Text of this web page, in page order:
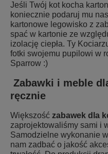
Jeśli Twój kot kocha
koniecznie podaruj mu
kartonowe legowisko z
spać w kartonie ze
izolację ciepła. Ty
fotki swojemu pupilowi w
Sparrow :)
Zabawki i meble
ręcznie
Większość zabawek dla
zaprojektowaliśmy sami i
Samodzielne wykonanie
nam zadbać o jakość